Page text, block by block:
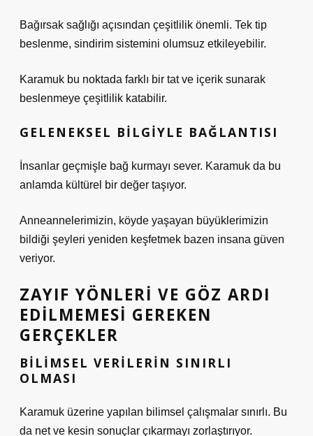
Bağırsak sağlığı açısından çeşitlilik önemli. Tek tip
beslenme, sindirim sistemini olumsuz etkileyebilir.
Karamuk bu noktada farklı bir tat ve içerik sunarak
beslenmeye çeşitlilik katabilir.
GELENEKSEL BILGIYLE BAĞLANTISI
İnsanlar geçmişle bağ kurmayı sever. Karamuk da bu
anlamda kültürel bir değer taşıyor.
Anneannelerimizin, köyde yaşayan büyüklerimizin
bildiği şeyleri yeniden keşfetmek bazen insana güven
veriyor.
ZAYIF YÖNLERI VE GÖZ ARDI
EDILMEMESI GEREKEN
GERÇEKLER
BILIMSEL VERILERIN SINIRLI
OLMASI
Karamuk üzerine yapılan bilimsel çalışmalar sınırlı. Bu
da net ve kesin sonuçlar çıkarmayı zorlaştırıyor.